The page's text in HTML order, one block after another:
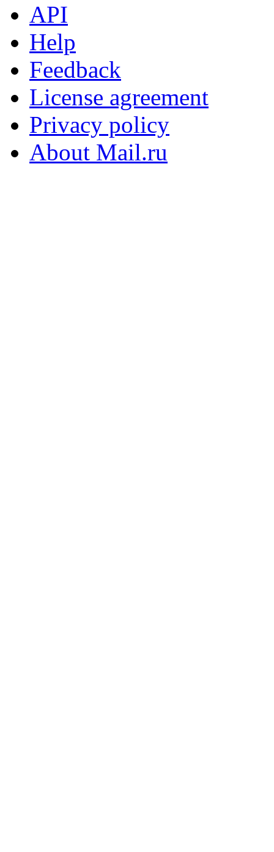
API
Help
Feedback
License agreement
Privacy policy
About Mail.ru